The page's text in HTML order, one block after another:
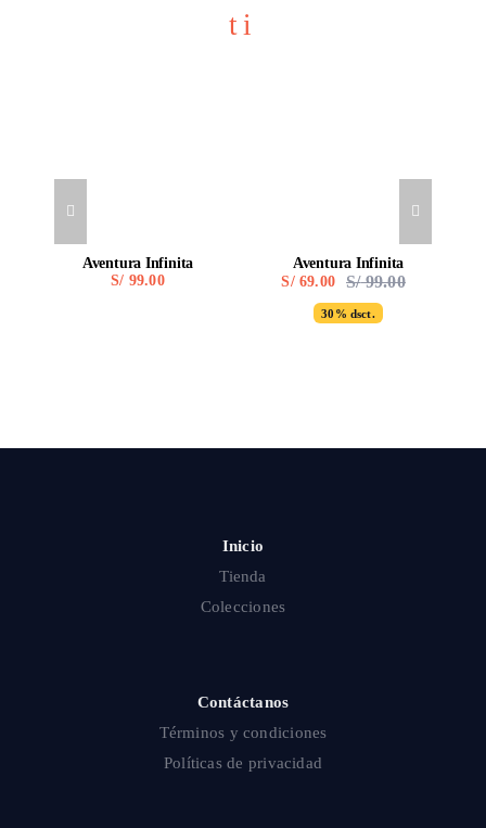
ti
Aventura Infinita
S/ 99.00
Aventura Infinita
S/99.00Original
S/69.00
Current
30% dsct.
Inicio
Tienda
Colecciones
Contáctanos
Términos y condiciones
Políticas de privacidad